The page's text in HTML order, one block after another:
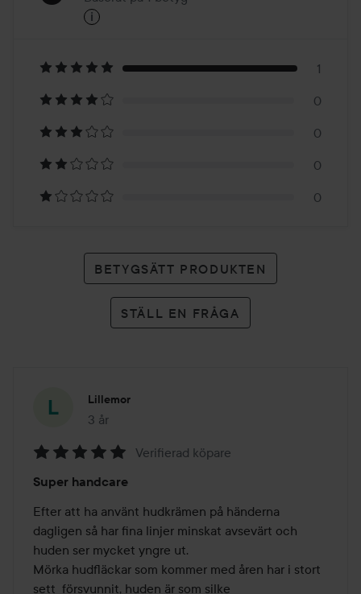
Baserat
på
1
betyg
i
1
0
0
0
0
BETYGSÄTT PRODUKTEN
STÄLL EN FRÅGA
Lillemor
3 år
Inlägget skapades 3 år
5
av
5
Verifierad köpare
Super handcare
Efter att ha använt hudkrämen på händerna
dagligen så har fina linjer minskat avsevärt och
huden ser mycket yngre ut.
Mörka hudfläckar som kommer med åren har i stort
sett  försvunnit, huden är som silke